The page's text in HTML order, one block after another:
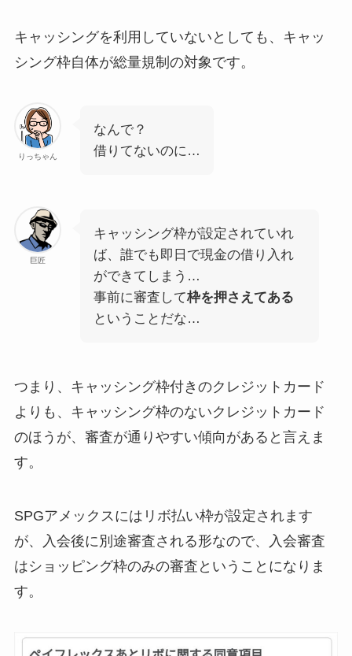
キャッシングを利用していないとしても、 キャッ
シング枠自体が総量規制の対象 です。
りっちゃん
なんで？
借りてないのに…
巨匠
キャッシング枠が設定されていれ
ば、誰でも即日で現金の借り入れ
ができてしまう…
事前に審査して枠を押さえてある
ということだな…
つまり、キャッシング枠付きのクレジットカード
よりも、 キャッシング枠のないクレジットカード
のほうが、審査が通りやすい傾向があると言えま
す。
SPGアメックスにはリボ払い枠が設定されます
が、入会後に別途審査される形なので、入会審査
はショッピング枠のみの審査 ということになりま
す。